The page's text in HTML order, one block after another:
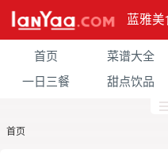
蓝雅美
首页 菜谱大全
一日三餐
甜点饮品
首页